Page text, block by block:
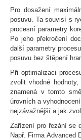
Pro dosažení
posuvu. Ta souvisí s
procesní parametry
Po jeho překročení
další parametry
posuvu bez štěpení
Při optimalizaci
zvolit vhodné
znamená v tomto
úrovních a
nejzávažnější a jak
Zařízení pro řezání se
Např. Firma Advanced